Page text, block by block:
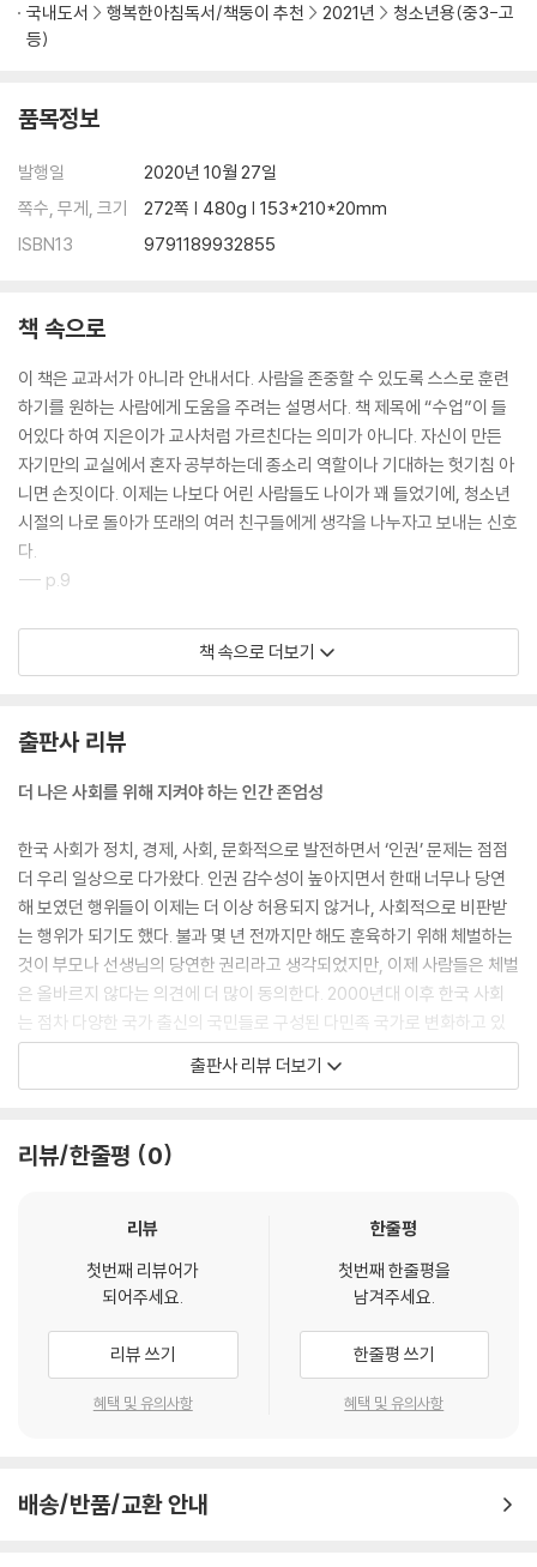
국내도서
행복한아침독서/책둥이 추천 2021년
청소년용(중3-고
등)
품목정보
발행일
2020년 10월 27일
쪽수, 무게, 크기
272쪽 | 480g | 153*210*20mm
ISBN13
9791189932855
책 속으로
이 책은 교과서가 아니라 안내서다. 사람을 존중할 수 있도록 스스로 훈련
하기를 원하는 사람에게 도움을 주려는 설명서다. 책 제목에 “수업”이 들
어있다 하여 지은이가 교사처럼 가르친다는 의미가 아니다. 자신이 만든
자기만의 교실에서 혼자 공부하는데 종소리 역할이나 기대하는 헛기침 아
니면 손짓이다. 이제는 나보다 어린 사람들도 나이가 꽤 들었기에, 청소년
시절의 나로 돌아가 또래의 여러 친구들에게 생각을 나누자고 보내는 신호
다.
--- p.9
이런 문제도 생각해 보자. 만약 어떤 환자가 암 같은 몹쓸 병에 걸려서 더
이상 살아날 가망이 없이 고통스럽게 목숨을 이어가고 있다. 이 환자가 의
신이 원하는 만큼 오래 살아야 할 권리가 있는 만큼 고통 없이 편하게 죽을
권리도 있다고 주장하는 사람들이 많아지고 있다. 죽음을 눈앞에 두고 엄
음을 맞을 수 있게 도와 주는 것이 옳을까? 판단하기 쉽지 않다.
--- p.44~45
톰의 어머니가 흑인을 싫어하는 것은 개인의 자유라고 할 수 있다. 피부 빛
깔에 따라 사람을 좋아하고 싫어하는 게 개인의 취향이라면, 그리고 그것
때문에 사람을 차별한다면 우리는 그 사람을 도덕적으로 비난할 수 있을
뿐이다. 하지만 이런 차별이 톰 어머니와 같은 개인이 아니라 국가나 제도
에 의해 일어난다면 그것은 전혀 다른 문제가 된다.
공부하는 학자나 학생에게 도대체 누가 무엇을 검열하는지 고개를 갸우뚱
는 발표하는 것을 막기도 한다.
--- p.159
그런데 동상이 된 왕자가 그곳에서 내려다 본 도시의 모습은 왕궁과는 달
랐다. 거리의 구석구석에서 살고 있는 가난한 사람들의 모습은 궁전 안에
서 불행의 그림자조차 느낄 수 없었던 왕자에게는 놀라움이었다. 굶고 있
는 아들을 데리고 삯바느질하는 여자, 다락방에서 추위와 배고픔에 떨며
렸다. 살아 있을 때 가장 많이 가진 사람이었던 행복한 왕자는 동상이 되어
책 속으로 더보기
출판사 리뷰
더 나은 사회를 위해 지켜야 하는 인간 존엄성
한국 사회가 정치, 경제, 사회, 문화적으로 발전하면서 ‘인권’ 문제는 점점
더 우리 일상으로 다가왔다. 인권 감수성이 높아지면서 한때 너무나 당연
해 보였던 행위들이 이제는 더 이상 허용되지 않거나, 사회적으로 비판받
는 행위가 되기도 했다. 불과 몇 년 전까지만 해도 훈육하기 위해 체벌하는
것이 부모나 선생님의 당연한 권리라고 생각되었지만, 이제 사람들은 체벌
은 올바르지 않다는 의견에 더 많이 동의한다. 2000년대 이후 한국 사회
는 점차 다양한 국가 출신의 국민들로 구성된 다민족 국가로 변화하고 있
다. 그 과정에서 피부색이 다르다는 이유로, 또는 종교가 다르다는 이유로
차별이 발생하고 있다. 성 소수자에 대한 차별 역시 마찬가지이다. 한국 사
그 자체라고 해도 과언이 아니다. 흔히 표현하는 ‘인권’은 곧 ‘인간의 존엄
시대라 할지라도 인간의 존엄성은 견고하고 고유한 가치를 갖는다. “인간
이 누려야 할 모든 자유와 권리의 근원”이기 때문이다. 인권 변호사 차병직
의 『청소년을 위한 존엄성 수업』은 인간에게 마땅히 허용되어야 할 자유와
권리, 즉 인간의 존엄성에 근거하는 ‘권리’에 대한 모든 것을 담은 책이다.
흥미로운 것은 동화와 소설 등 다양한 문학 작품들 속에 숨어 있는 인간을
출판사 리뷰 더보기
리뷰/한줄평 0
리뷰
첫번째 리뷰어가
되어주세요.
리뷰 쓰기
혜택 및 유의사항
한줄평
첫번째 한줄평을
남겨주세요.
한줄평 쓰기
혜택 및 유의사항
배송/반품/교환 안내